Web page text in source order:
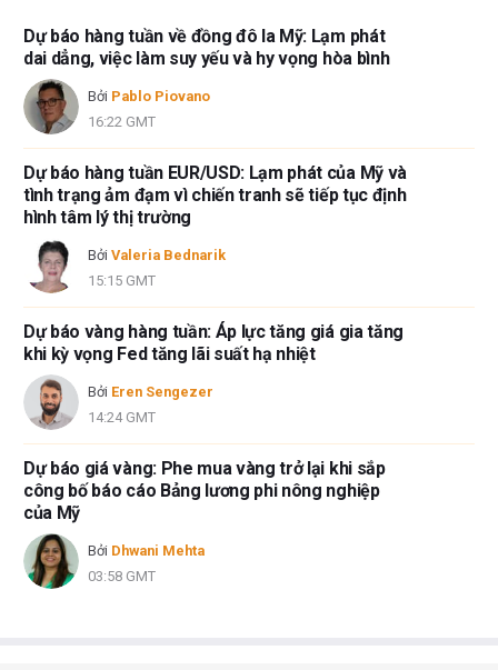
Dự báo hàng tuần về đồng đô la Mỹ: Lạm phát
dai dẳng, việc làm suy yếu và hy vọng hòa bình
Bởi Pablo Piovano
16:22 GMT
Dự báo hàng tuần EUR/USD: Lạm phát của Mỹ và
tình trạng ảm đạm vì chiến tranh sẽ tiếp tục định
hình tâm lý thị trường
Bởi Valeria Bednarik
15:15 GMT
Dự báo vàng hàng tuần: Áp lực tăng giá gia tăng
khi kỳ vọng Fed tăng lãi suất hạ nhiệt
Bởi Eren Sengezer
14:24 GMT
Dự báo giá vàng: Phe mua vàng trở lại khi sắp
công bố báo cáo Bảng lương phi nông nghiệp
của Mỹ
Bởi Dhwani Mehta
03:58 GMT